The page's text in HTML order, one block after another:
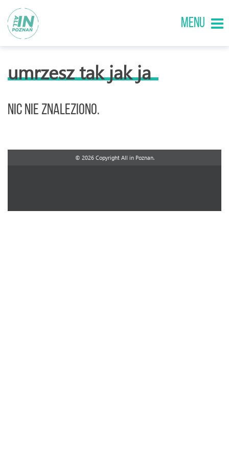
MENU
umrzesz tak jak ja
Nic nie znaleziono.
© 2026 Copyright All in Poznan.